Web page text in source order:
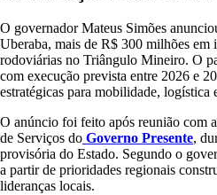
O governador Mateus Simões
Uberaba, mais de R$ 300 milhões em
rodoviárias no Triângulo Mineiro. O
com execução prevista entre 2026 e
estratégicas para mobilidade,
O anúncio foi feito após reunião com
de Serviços do Governo Presente,
provisória do Estado. Segundo o
a partir de prioridades regionais
lideranças locais.